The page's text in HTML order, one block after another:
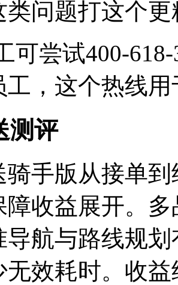
类问题打这个更
可尝试400-
工，这个热线
测评
骑手版从接单
障收益展开。
导航与路线规
无效耗时。收